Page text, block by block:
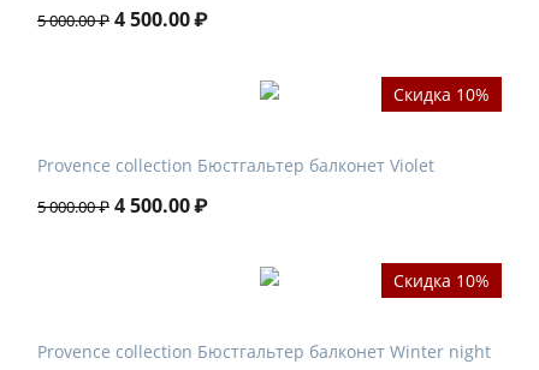
5 000.00₽ 4 500.00₽
Скидка 10%
Provence collection Бюстгальтер балконет Violet
5 000.00₽ 4 500.00₽
Скидка 10%
Provence collection Бюстгальтер балконет Winter night